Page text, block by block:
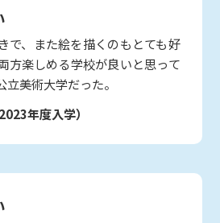
で、また絵を描くのもとても好
方楽しめる学校が良いと思って
美術大学だった。
2023年度入学）